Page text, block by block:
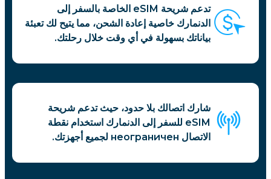
تدعم شريحة eSIM الخاصة بالسفر إلى
الدنمارك خاصية إعادة الشحن، مما يتيح لك تعبئة
بياناتك بسهولة في أي وقت خلال رحلتك.
شارك اتصالك بلا حدود، حيث تدعم شريحة
eSIM للسفر إلى الدنمارك استخدام نقطة
الاتصال неограничен لجميع أجهزتك.